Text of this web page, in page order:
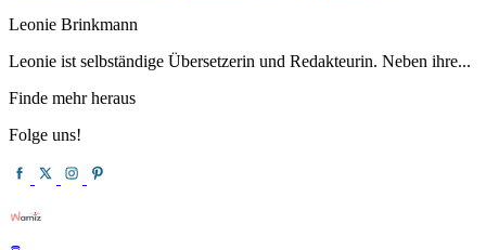
Leonie Brinkmann
Leonie ist selbständige Übersetzerin und Redakteurin. Neben ihre...
Finde mehr heraus
Folge uns!